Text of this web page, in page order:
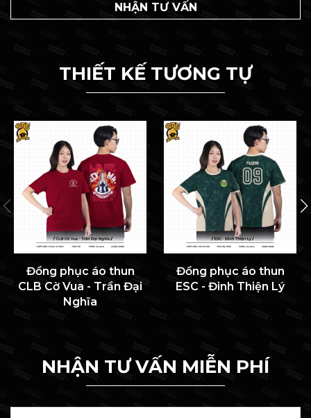
NHẬN TƯ VẤN
THIẾT KẾ TƯƠNG TỰ
Đồng phục áo thun
CLB Cờ Vua - Trần Đại
Nghĩa
Đồng phục áo thun
ESC - Đinh Thiện Lý
NHẬN TƯ VẤN MIỄN PHÍ